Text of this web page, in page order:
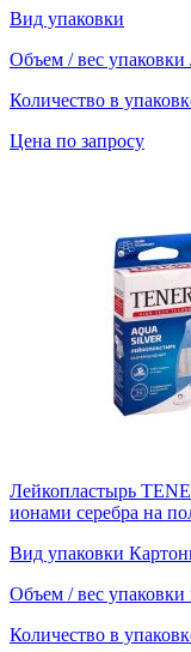
Вид упаковки
Объем / вес упаковки
Количество в
Цена по запросу
Лейкопластырь
ионами серебра на
Вид упаковки
Объем / вес упаковки
Количество в